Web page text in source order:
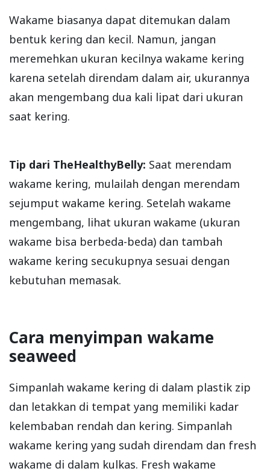
Wakame biasanya dapat ditemukan dalam
bentuk kering dan kecil. Namun, jangan
meremehkan ukuran kecilnya wakame kering
karena setelah direndam dalam air, ukurannya
akan mengembang dua kali lipat dari ukuran
saat kering.
Tip dari TheHealthyBelly: Saat merendam
wakame kering, mulailah dengan merendam
sejumput wakame kering. Setelah wakame
mengembang, lihat ukuran wakame (ukuran
wakame bisa berbeda-beda) dan tambah
wakame kering secukupnya sesuai dengan
kebutuhan memasak.
Cara menyimpan wakame
seaweed
Simpanlah wakame kering di dalam plastik zip
dan letakkan di tempat yang memiliki kadar
kelembaban rendah dan kering. Simpanlah
wakame kering yang sudah direndam dan fresh
wakame di dalam kulkas. Fresh wakame